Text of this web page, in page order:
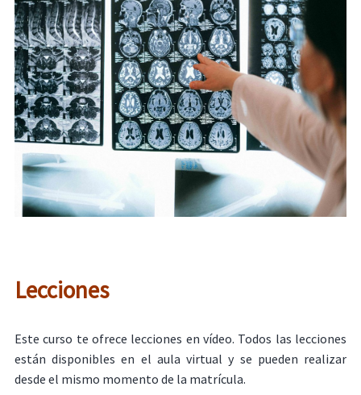
Lecciones
Este curso te ofrece lecciones en vídeo. Todos las lecciones
están disponibles en el aula virtual y se pueden realizar
desde el mismo momento de la matrícula.